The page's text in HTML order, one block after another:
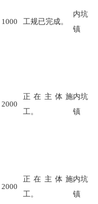
1000 工规已完成。
内坑
镇
2000
正在主体施
工。
内坑
镇
2000
正在主体施
工。
内坑
镇